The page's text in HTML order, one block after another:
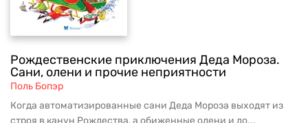
Рождественские приключения Деда Мороза.
Сани, олени и прочие неприятности
Поль Бопэр
Когда автоматизированные сани Деда Мороза выходят из
строя в канун Рождества, а обиженные олени и до...